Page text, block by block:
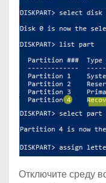
Отключите среду